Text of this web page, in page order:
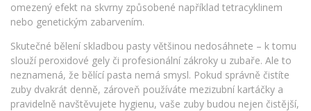
omezený efekt na skvrny způsobené například tetracyklinem
nebo genetickým zabarvením.
Skutečné bělení skladbou pasty většinou nedosáhnete – k tomu
slouží peroxidové gely či profesionální zákroky u zubaře. Ale to
neznamená, že bělící pasta nemá smysl. Pokud správně čistíte
zuby dvakrát denně, zároveň používáte mezizubní kartáčky a
pravidelně navštěvujete hygienu, vaše zuby budou nejen čistější,